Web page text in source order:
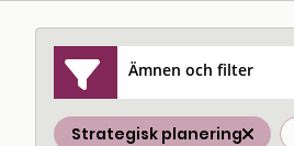
Ämnen och filter
Strategisk planering